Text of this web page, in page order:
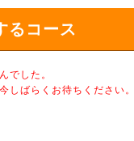
るコース
でした。
しばらくお待ちください。